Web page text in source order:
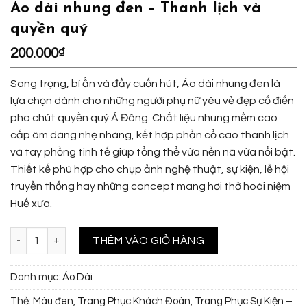
Áo dài nhung đen – Thanh lịch và
quyền quý
200.000₫
Sang trọng, bí ẩn và đầy cuốn hút, Áo dài nhung đen là
lựa chọn dành cho những người phụ nữ yêu vẻ đẹp cổ điển
pha chút quyền quý Á Đông. Chất liệu nhung mềm cao
cấp ôm dáng nhẹ nhàng, kết hợp phần cổ cao thanh lịch
và tay phồng tinh tế giúp tổng thể vừa nền nã vừa nổi bật.
Thiết kế phù hợp cho chụp ảnh nghệ thuật, sự kiện, lễ hội
truyền thống hay những concept mang hơi thở hoài niệm
Huế xưa.
Áo dài nhung đen - Thanh lịch và quyền quý số lượng
THÊM VÀO GIỎ HÀNG
Danh mục: Áo Dài
Thẻ: Màu đen Trang Phục Khách Đoàn Trang Phục Sự Kiện –